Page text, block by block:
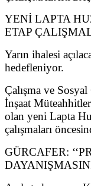
YENİ LAPTA
ETAP
Yarın ihalesi
hedefleniyor.
Çalışma ve
İnşaat
olan yeni Lapta
çalışmaları
GÜRCAFER: